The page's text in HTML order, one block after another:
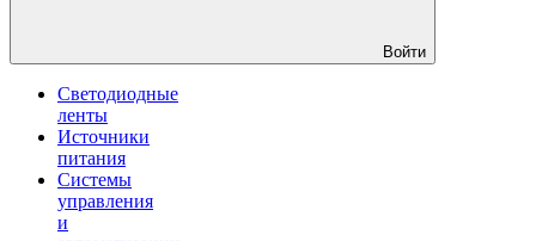
Войти
Светодиодные
ленты
Источники
питания
Системы
управления
и